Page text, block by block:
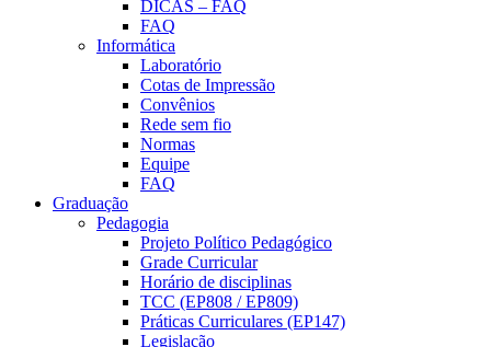
DICAS – FAQ
FAQ
Informática
Laboratório
Cotas de Impressão
Convênios
Rede sem fio
Normas
Equipe
FAQ
Graduação
Pedagogia
Projeto Político Pedagógico
Grade Curricular
Horário de disciplinas
TCC (EP808 / EP809)
Práticas Curriculares (EP147)
Legislação